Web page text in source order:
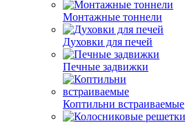
Монтажные тоннели
Духовки для печей
Печные задвижки
Коптильни встраиваемые